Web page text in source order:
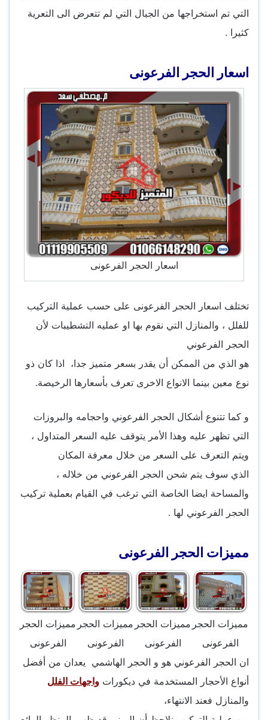
التي تم استخراجها من الجبال التي لم تتعرض الى التعرية
كثيرا .
اسعار الحجر الفرعونى
اسعار الحجر الفرعونى
تختلف اسعار الحجر الفرعونى على حسب عملية التركيب
للفلل ، والمنازل التي نقوم بها او عمليه التشطيبات لأن
الحجر الفرعوني
هو الذي من الممكن أن يقدر بسعر متميز جدا، اذا كان ذو
نوع معين بينما الانواع الاخرى تعرف بأسعارها الرخيصة.
و كما تتنوع أشكال الحجر الفرعوني واحجامه والبروزات
التي تظهر عليه وهذا الأمر يتوقف عليه السعر المتداول ،
ويتم التعرف على السعر من خلال معرفة المكان
الذي سوف يتم شحن الحجر الفرعوني من خلاله ،
والمساحة ايضا الخاصة التي ترغب في القيام بعملية تركيب
الحجر الفرعوني لها .
مميزات الحجر الفرعونى
مميزات الحجر
الفرعونى
مميزات الحجر
الفرعونى
مميزات الحجر
الفرعونى
مميزات الحجر
الفرعونى
ان الحجر الفرعوني هو و الحجر الهاشمي يعدان من أفضل
أنواع الأحجار المستخدمة في ديكورات واجهات الفلل
والمنازل فعند الانتهاء،